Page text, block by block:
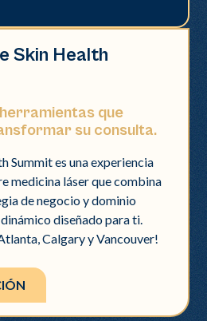
Skin Health
que
su consulta.
Summit es una experiencia
medicina láser que combina
de negocio y dominio
diseñado para ti.
Calgary y Vancouver!